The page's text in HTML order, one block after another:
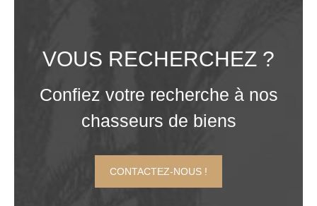
VOUS RECHERCHEZ ?
Confiez votre recherche à nos
chasseurs de biens
CONTACTEZ-NOUS !